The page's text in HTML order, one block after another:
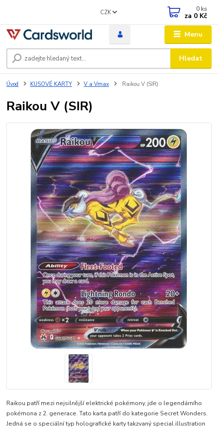
Menu
CZK
Hledat
0 ks
za 0 Kč
Úvod KUSOVÉ KARTY V a Vmax Raikou V (SIR)
Raikou V (SIR)
Raikou patří mezi nejsilnější elektrické pokémony, jde o legendárního
pokémona z 2. generace. Tato karta patří do kategorie Secret Wonders.
Jedná se o speciální typ holografické karty takzvaný special illustration